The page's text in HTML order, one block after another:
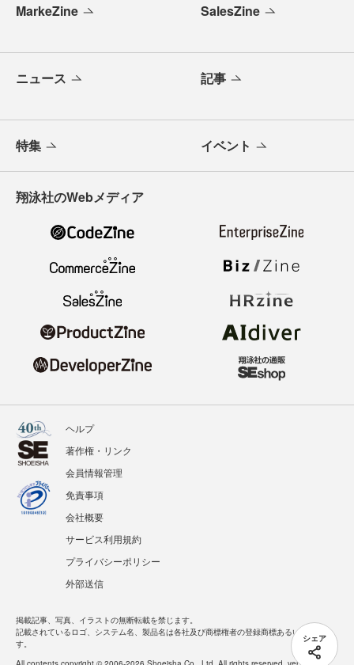
シェア
MarkeZine SalesZine
ニュース 記事
特集 イベント
翔泳社のWebメディア
ヘルプ
著作権・リンク
会員情報管理
免責事項
会社概要
サービス利用規約
プライバシーポリシー
外部送信
掲載記事、写真、イラストの無断転載を禁じます。
記載されているロゴ、システム名、製品名は各社及び商標権者の登録商標あるいは商標で
す。